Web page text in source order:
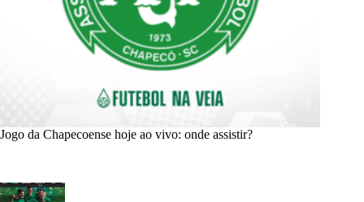
Jogo da Chapecoense hoje ao vivo: onde assistir?